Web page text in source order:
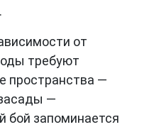
от
требуют
пространства —
—
бой запоминается